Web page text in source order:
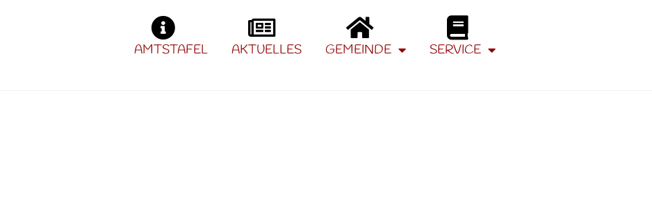
AMTSTAFEL AKTUELLES GEMEINDE SERVICE